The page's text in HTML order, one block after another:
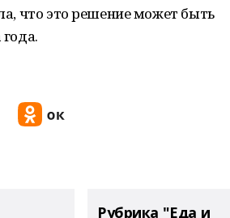
что это решение может быть
Рубрика "Еда и